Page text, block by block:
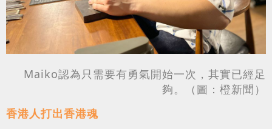
Maiko認為只需要有勇氣開始一次，其實已經足
夠。（圖：橙新聞）
香港人打出香港魂